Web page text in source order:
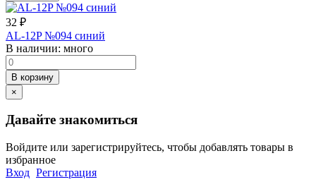
32 ₽
AL-12P №094 синий
В наличии: много
В корзину
×
Давайте знакомиться
Войдите или зарегистрируйтесь, чтобы добавлять товары в
избранное
Вход Регистрация